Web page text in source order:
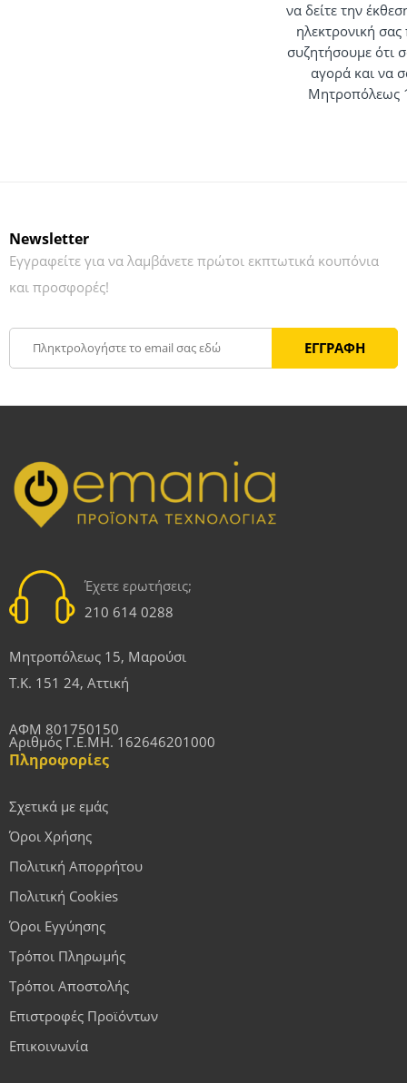
να δείτε την
ηλεκτρονική
συζητήσουμε ότι
αγορά και να
Μητροπόλεως
Newsletter
Εγγραφείτε για να λαμβάνετε πρώτοι εκπτωτικά κουπόνια
και προσφορές!
Έχετε ερωτήσεις;
210 614 0288
Μητροπόλεως 15, Μαρούσι
Τ.Κ. 151 24, Αττική
ΑΦΜ 801750150
Αριθμός Γ.Ε.ΜΗ. 162646201000
Πληροφορίες
Σχετικά με εμάς
Όροι Χρήσης
Πολιτική Απορρήτου
Πολιτική Cookies
Όροι Εγγύησης
Τρόποι Πληρωμής
Τρόποι Αποστολής
Επιστροφές Προϊόντων
Επικοινωνία